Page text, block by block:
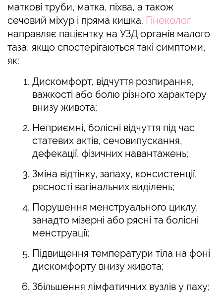
маткові труби, матка, піхва, а також
сечовий міхур і пряма кишка. Гінеколог
направляє пацієнтку на УЗД органів малого
таза, якщо спостерігаються такі симптоми,
як:
Дискомфорт, відчуття розпирання,
важкості або болю різного характеру
внизу живота;
Неприємні, болісні відчуття під час
статевих актів, сечовипускання,
дефекації, фізичних навантажень;
Зміна відтінку, запаху, консистенції,
рясності вагінальних виділень;
Порушення менструального циклу,
занадто мізерні або рясні та болісні
менструації;
Підвищення температури тіла на фоні
дискомфорту внизу живота;
Збільшення лімфатичних вузлів у паху;